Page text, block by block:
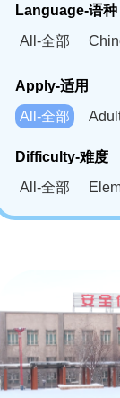
Language-语种
All-全部
Bahasa
Swahili(SW)-
Apply-适用
All-全部
Difficulty-难度
All-全部